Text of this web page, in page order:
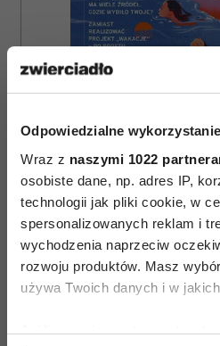
Odpowiedzialne
Wraz z naszymi 1022
osobiste dane, np. adres IP,
technologii jak pliki cookie, w
spersonalizowanych reklam i
wychodzenia naprzeciw
rozwoju produktów. Masz
używa Twoich danych i w
Jeśli wyrazisz na to zgodę,
WYDANIE
E-